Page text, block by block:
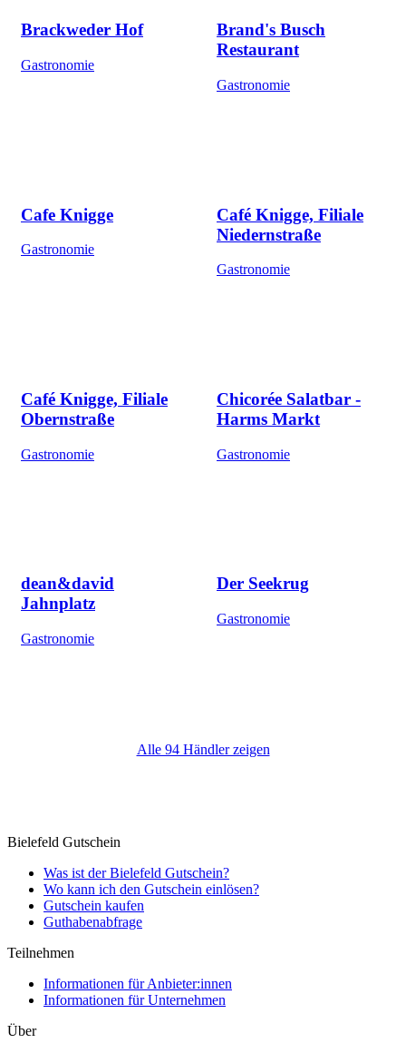
Brackweder Hof
Gastronomie
Brand's Busch
Restaurant
Gastronomie
Cafe Knigge
Gastronomie
Café Knigge, Filiale
Niedernstraße
Gastronomie
Café Knigge, Filiale
Obernstraße
Gastronomie
Chicorée Salatbar -
Harms Markt
Gastronomie
dean&david
Jahnplatz
Gastronomie
Der Seekrug
Gastronomie
Alle 94 Händler zeigen
Bielefeld Gutschein
Was ist der Bielefeld Gutschein?
Wo kann ich den Gutschein einlösen?
Gutschein kaufen
Guthabenabfrage
Teilnehmen
Informationen für Anbieter:innen
Informationen für Unternehmen
Über